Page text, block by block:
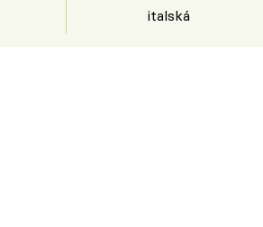
italská